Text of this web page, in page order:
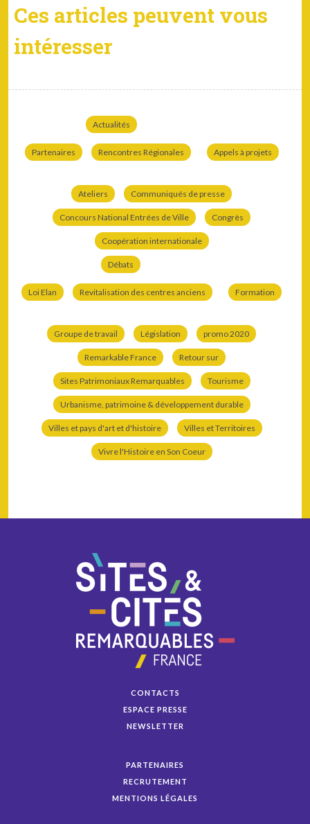
Ces articles peuvent vous
intéresser
Actualités
Partenaires Rencontres Régionales Appels à projets
Ateliers Communiqués de presse
Concours National Entrées de Ville Congrès
Coopération internationale
Débats
Loi Elan Revitalisation des centres anciens Formation
Groupe de travail Législation promo 2020
Remarkable France Retour sur
Sites Patrimoniaux Remarquables Tourisme
Urbanisme, patrimoine & développement durable
Villes et pays d'art et d'histoire Villes et Territoires
Vivre l'Histoire en Son Coeur
CONTACTS
ESPACE PRESSE
NEWSLETTER
PARTENAIRES
RECRUTEMENT
MENTIONS LÉGALES